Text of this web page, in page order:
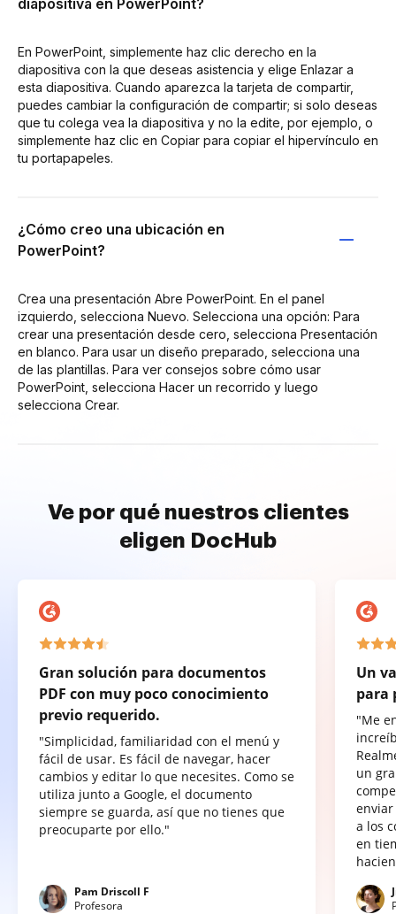
En PowerPoint, simplemente haz clic derecho en la
diapositiva con la que deseas asistencia y elige Enlazar a
esta diapositiva. Cuando aparezca la tarjeta de compartir,
puedes cambiar la configuración de compartir; si solo deseas
que tu colega vea la diapositiva y no la edite, por ejemplo, o
simplemente haz clic en Copiar para copiar el hipervínculo en
tu portapapeles.
¿Cómo creo una ubicación en
PowerPoint?
Crea una presentación Abre PowerPoint. En el panel
izquierdo, selecciona Nuevo. Selecciona una opción: Para
crear una presentación desde cero, selecciona Presentación
en blanco. Para usar un diseño preparado, selecciona una
de las plantillas. Para ver consejos sobre cómo usar
PowerPoint, selecciona Hacer un recorrido y luego
selecciona Crear.
Ve por qué nuestros clientes
eligen DocHub
Gran solución para documentos
PDF con muy poco conocimiento
previo requerido.
"Simplicidad, familiaridad con el menú y
fácil de usar. Es fácil de navegar, hacer
cambios y editar lo que necesites. Como se
utiliza junto a Google, el documento
siempre se guarda, así que no tienes que
preocuparte por ello."
Pam Driscoll F
Profesora
Un
para
"Me
un
a los
en